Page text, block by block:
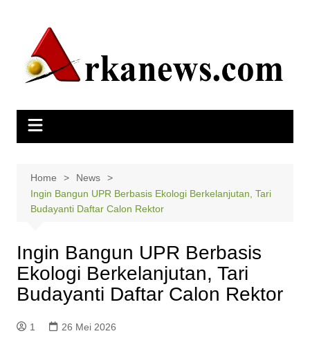
Home
News
Ingin Bangun UPR Berbasis Ekologi Berkelanjutan, Tari
Budayanti Daftar Calon Rektor
Ingin Bangun UPR Berbasis
Ekologi Berkelanjutan, Tari
Budayanti Daftar Calon Rektor
1 26 Mei 2026